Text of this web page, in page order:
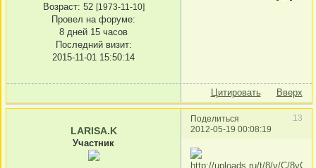
Возраст: 52 [1973-11-10]
Провел на форуме:
8 дней 15 часов
Последний визит:
2015-11-01 15:50:14
Цитировать Вверх
Поделиться
13
2012-05-19 00:08:19
LARISA.K
Участник